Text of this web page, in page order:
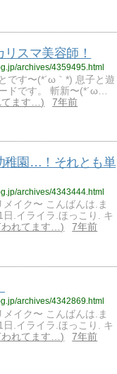
リスマ美容師！
archives/4359495.html
です〜(*´ω｀*) 息子と遊
ドです。 斬新〜(*´ω…
てます…
7年前
稚園…！それとも単
archives/4343444.html
イク〜 こんばんは.ま
.イライラ.ほっこり. キ
われてます…
7年前
archives/4342869.html
イク〜 こんばんは.ま
.イライラ.ほっこり. キ
われてます…
7年前